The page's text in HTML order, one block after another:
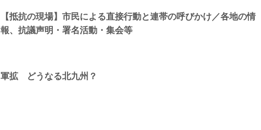
【抵抗の現場】市民による直接行動と連帯の呼びかけ／各地の情
報、抗議声明・署名活動・集会等
軍拡 どうなる北九州？